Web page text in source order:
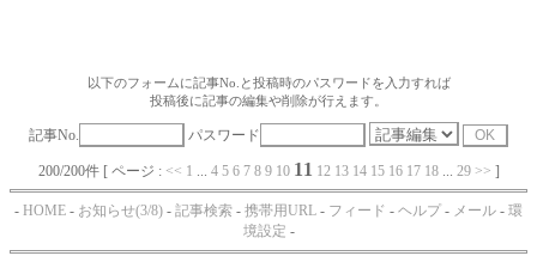
以下のフォームに記事No.と投稿時のパスワードを入力すれば
投稿後に記事の編集や削除が行えます。
記事No. パスワード
200/200件 [ ページ : << 1 4 5 6 7 8 9 10 11 12 13 14 15 16 17 18... 29 >> ]
- HOME - お知らせ(3/8) - 記事検索 - 携帯用URL - フィード - ヘルプ - メール - 環
境設定 -